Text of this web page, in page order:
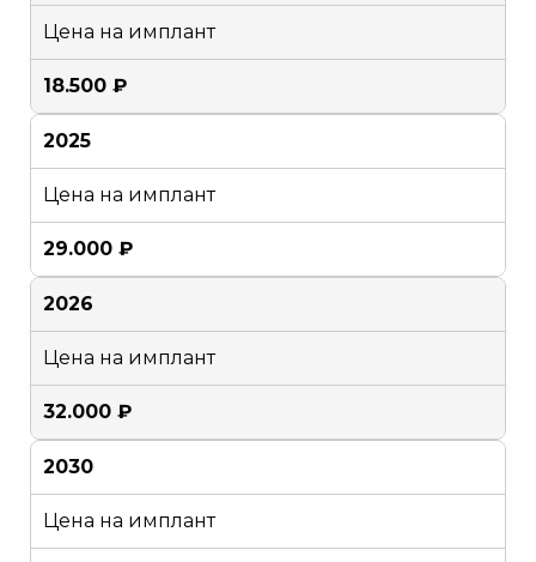
Цена на имплант
18.500 ₽
2025
Цена на имплант
29.000 ₽
2026
Цена на имплант
32.000 ₽
2030
Цена на имплант